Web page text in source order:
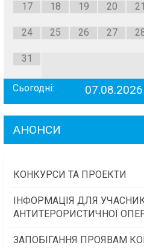
17 18 19 20 21
24 25 26 27
31
Сьогодні: 07.08.2026
АНОНСИ
КОНКУРСИ ТА ПРОЕКТИ
Конкурс проектів та
самоврядування
ІНФОРМАЦІЯ ДЛЯ
АНТИТЕРОРИСТИЧНОЇ
ЗАПОБІГАННЯ ПРОЯВАМ